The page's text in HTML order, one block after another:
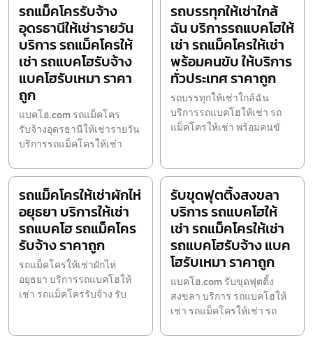
รถแม็คโครรับจ้าง
อุดรธานีให้เช่ารายวัน
บริการ รถแม็คโครให้
เช่า รถแบคโฮรับจ้าง
แบคโฮรับเหมา ราคา
ถูก
แบคโฮ.com รถแม็คโคร
รับจ้างอุดรธานีให้เช่ารายวัน
บริการรถแม็คโครให้เช่า
รถบรรทุกให้เช่าใกล้
ฉัน บริการรถแบคโฮให้
เช่า รถแม็คโครให้เช่า
พร้อมคนขับ ให้บริการ
ทั่วประเทศ ราคาถูก
รถบรรทุกให้เช่าใกล้ฉัน
บริการรถแบคโฮให้เช่า รถ
แม็คโครให้เช่า พร้อมคนขั
รถแม็คโครให้เช่าผักไห่
อยุธยา บริการให้เช่า
รถแบคโฮ รถแม็คโคร
รับจ้าง ราคาถูก
รถแม็คโครให้เช่าผักไห่
อยุธยา บริการรถแบคโฮให้
เช่า รถแม็คโครรับจ้าง รับ
รับขุดฟุตติ้งสงขลา
บริการ รถแบคโฮให้
เช่า รถแม็คโครให้เช่า
รถแบคโฮรับจ้าง แบค
โฮรับเหมา ราคาถูก
แบคโฮ.com รับขุดฟุตติ้ง
สงขลา บริการ รถแบคโฮให้
เช่า รถแม็คโครให้เช่า รถ